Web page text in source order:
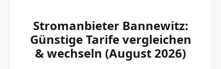
Stromanbieter Bannewitz:
Günstige Tarife vergleichen
& wechseln (August 2026)